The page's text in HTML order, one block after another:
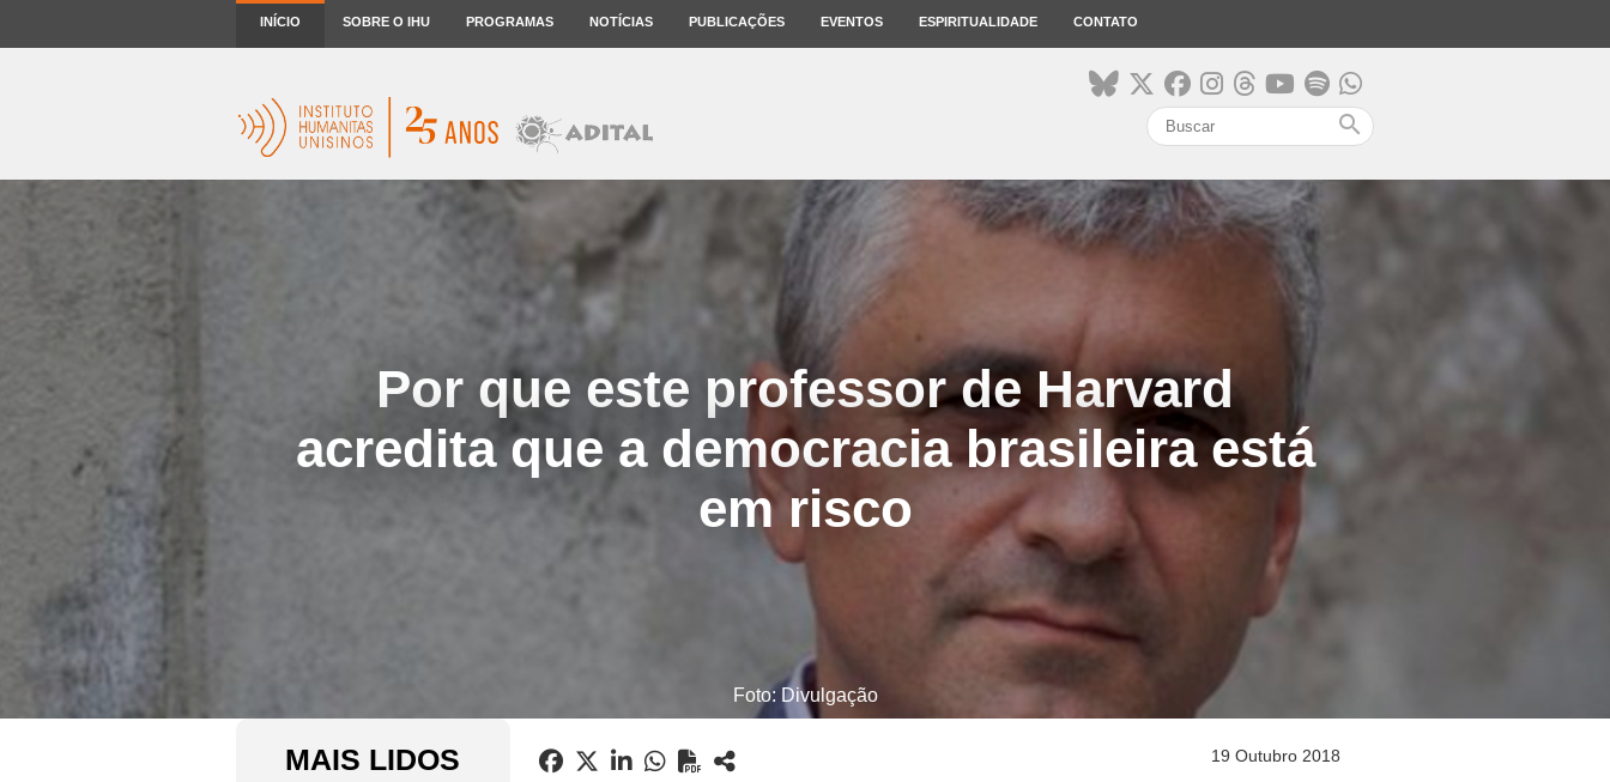
INÍCIO SOBRE O IHU PROGRAMAS NOTÍCIAS PUBLICAÇÕES EVENTOS ESPIRITUALIDADE CONTATO
search
Por que este professor de Harvard
acredita que a democracia brasileira está
em risco
Foto: Divulgação
MAIS LIDOS 19 Outubro 2018